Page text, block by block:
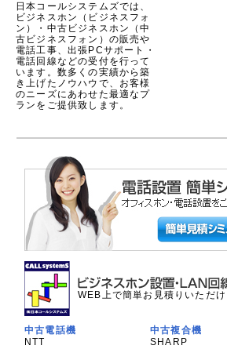
日本コールシステムズでは、
ビジネスホン（ビジネスフォ
ン）・中古ビジネスホン（中
古ビジネスフォン）の販売や
電話工事、出張PCサポート・
電話回線などの受付を行って
います。数多くの実績から築
き上げたノウハウで、お客様
のニーズにあわせた最適なプ
ランをご提供致します。
WEB上で簡単お見積りいただ
中古電話機
NTT
中古複合機
SHARP